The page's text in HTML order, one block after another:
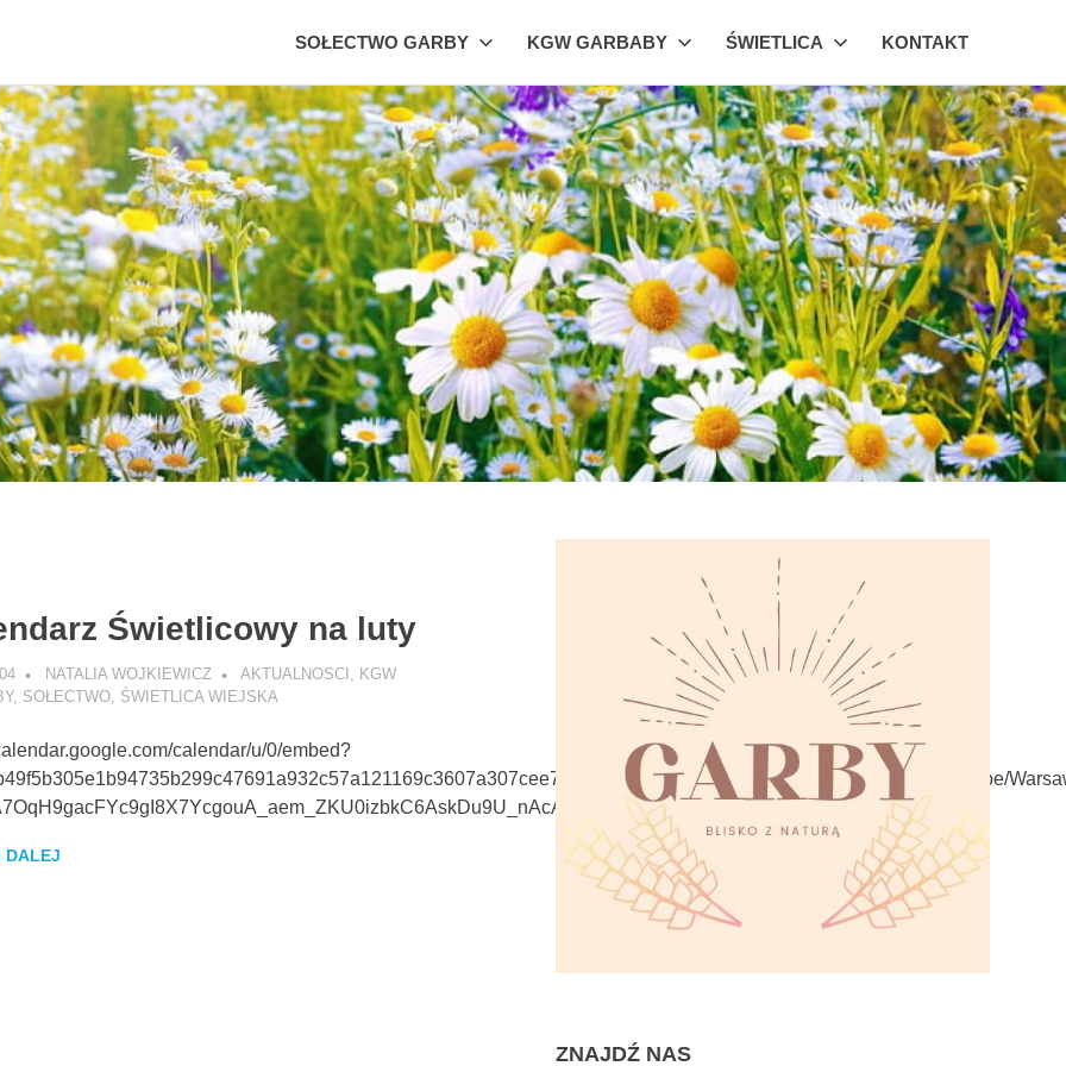
SOŁECTWO GARBY KGW GARBABY ŚWIETLICA KONTAKT
Świetlicowy na luty
NATALIA WOJKIEWICZ AKTUALNOSCI
KGW
, SOŁECTWO ŚWIETLICA WIEJSKA
calendar/u/0/embed?
DALEJ
ZNAJDŹ NAS